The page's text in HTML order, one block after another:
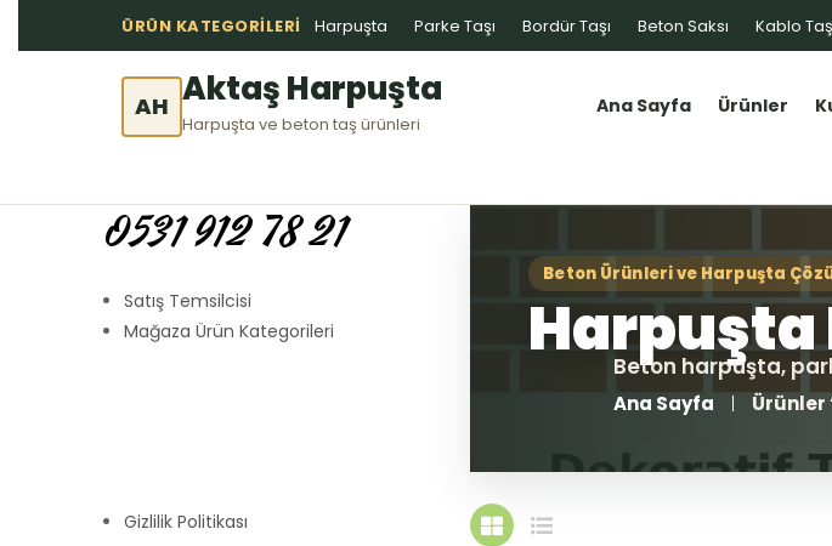
ÜRÜN KATEGORILERI Harpuşta Parke Taşı Bordür Taşı Beton Saksı Kablo
AH Aktaş Harpuşta
Harpuşta ve beton taş ürünleri
Ana Sayfa Ürünler
0531 912 78 21
Satış Temsilcisi
Mağaza Ürün Kategorileri
Gizlilik Politikası
Ana Sayfa Ürünler